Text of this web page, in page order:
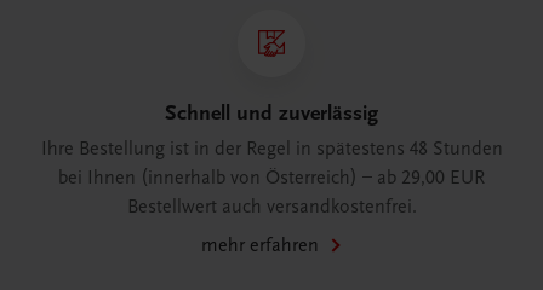
Schnell und zuverlässig
Ihre Bestellung ist in der Regel in spätestens 48 Stunden
bei Ihnen (innerhalb von Österreich) – ab 29,00 EUR
Bestellwert auch versandkostenfrei.
mehr erfahren